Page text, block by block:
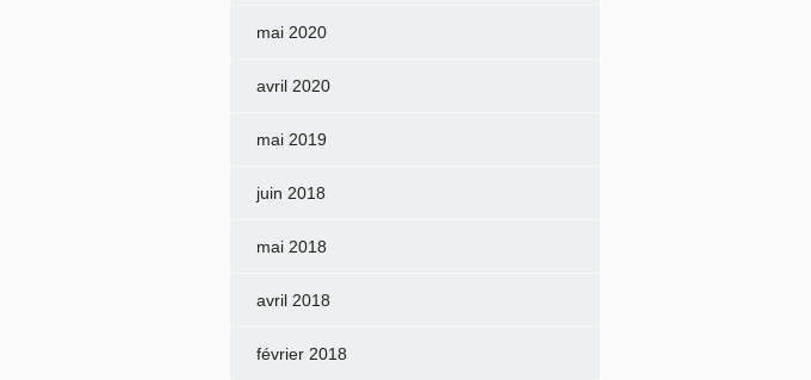
mai 2020
avril 2020
mai 2019
juin 2018
mai 2018
avril 2018
février 2018